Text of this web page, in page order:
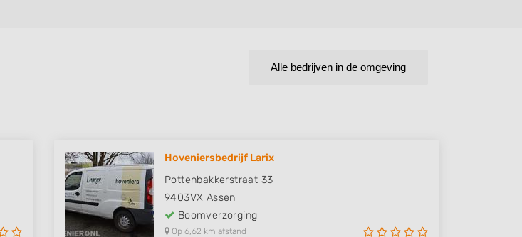
Alle bedrijven in de omgeving
Hoveniersbedrijf Larix
Pottenbakkerstraat 33
9403VX Assen
Boomverzorging
Op 6,62 km afstand